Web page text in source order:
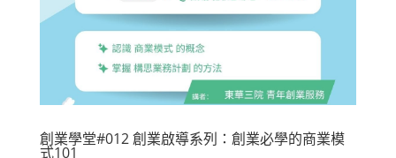
創業學堂#012 創業啟導系列：創業必學的商業模
式101